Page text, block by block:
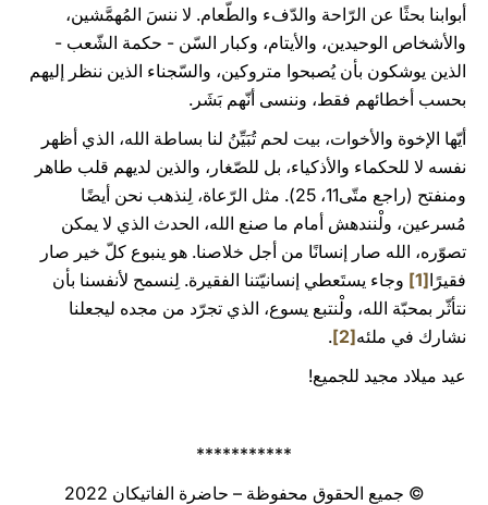
أبوابنا بحثًا عن الرّاحة والدّفء والطّعام. لا ننسَ المُهمَّشين،
والأشخاص الوحيدين، والأيتام، وكبار السّن - حكمة الشّعب -
الذين يوشكون بأن يُصبحوا متروكين، والسّجناء الذين ننظر إليهم
بحسب أخطائهم فقط، وننسى أنّهم بَشَر.
أيّها الإخوة والأخوات، بيت لحم تُبَيِّنُ لنا بساطة الله، الذي أظهر
نفسه لا للحكماء والأذكياء، بل للصّغار، والذين لديهم قلب طاهر
ومنفتح (راجع متّى11، 25). مثل الرّعاة، لِنذهب نحن أيضًا
مُسرعين، ولْنندهش أمام ما صنع الله، الحدث الذي لا يمكن
تصوّره، الله صار إنسانًا من أجل خلاصنا. هو ينبوع كلّ خير صار
فقيرًا[1]
وجاء يستَعطي إنسانيّتنا الفقيرة. لِنسمح لأنفسنا بأن
نتأثّر بمحبّة الله، ولْنتبع يسوع، الذي تجرّد من مجده ليجعلنا
نشارك في ملئه[2]
.
عيد ميلاد مجيد للجميع!
***********
© جميع الحقوق محفوظة – حاضرة الفاتيكان 2022